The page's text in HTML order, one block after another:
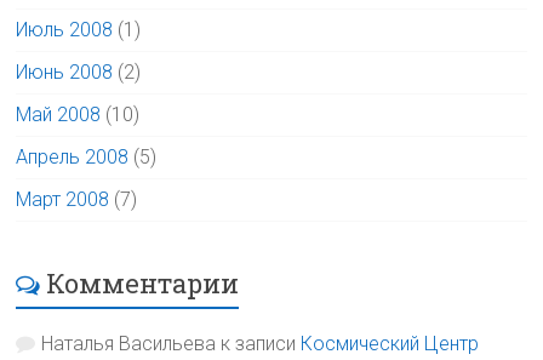
Июль 2008 (1)
Июнь 2008 (2)
Май 2008 (10)
Апрель 2008 (5)
Март 2008 (7)
Комментарии
Наталья Васильева к записи Космический Центр